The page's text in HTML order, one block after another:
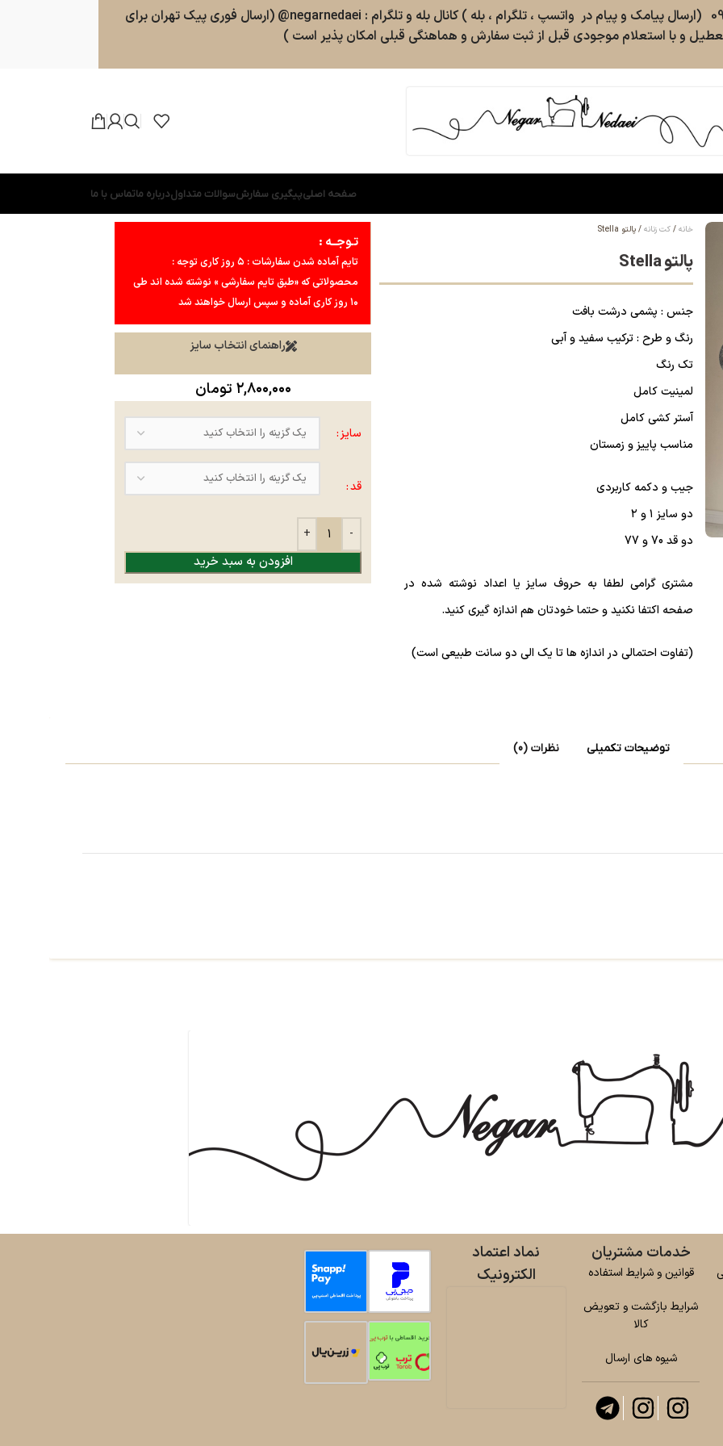
صفحه اصلیپیگیری سفارشسوالات متداولدرباره ماتماس با ما
خانه کت زنانه پالتو Stella
پالتو Stella
جنس : پشمی درشت بافت
رنگ و طرح : ترکیب سفید و آبی
تک رنگ
لمینیت کامل
آستر کشی کامل
مناسب پاییز و زمستان
جیب و دکمه کاربردی
دو سایز ۱ و ۲
دو قد 70 و 77
مشتری گرامی لطفا به حروف سایز یا اعداد نوشته شده در
صفحه اکتفا نکنید و حتما خودتان هم اندازه گیری کنید.
(تفاوت احتمالی در اندازه ها تا یک الی دو سانت طبیعی است)
تـوجــه :
تایم آماده شدن سفارشات : ۵ روز کاری توجه :
محصولاتی که «طبق تایم سفارشی » نوشته شده اند طی
۱۰ روز کاری آماده و سپس ارسال خواهند شد
راهنمای انتخاب سایز
۲,۸۰۰,۰۰۰ تومان
سایز
قد
افزودن به سبد خرید
توضیحات تکمیلی نظرات (0)
خدمات مشتریان
قوانین و شرایط استفاده
شرایط بازگشت و تعویض
کالا
شیوه های ارسال
نماد اعتماد
الکترونیک
سفارشات طبق روال ارسال خواهند شد . پشتیبانی 09025357598 (ارسال پیامک و پیام در واتسپ ، تلگرام ، بله ) کانال بله و تلگرام : negarnedaei@ (ارسال فوری پیک تهران برای
و با استعلام موجودی قبل از ثبت سفارش و هماهنگی قبلی امکان پذیر است )